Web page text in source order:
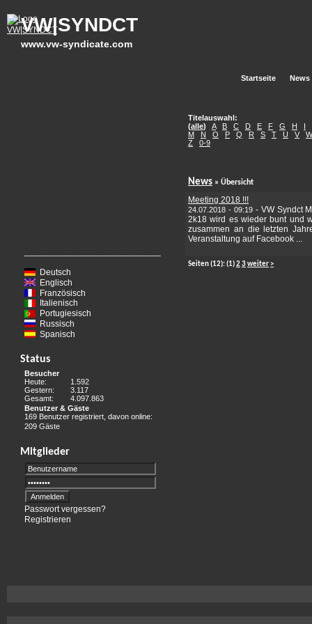
VW|SYNDCT
www.vw-syndicate.com
Startseite News
Deutsch
Englisch
Französisch
Italienisch
Portugiesisch
Russisch
Spanisch
Status
Besucher
Heute:
1.592
Gestern:
3.117
Gesamt:
4.097.863
Benutzer & Gäste
169 Benutzer registriert, davon online:
209 Gäste
Mitglieder
Passwort vergessen?
Registrieren
Titelauswahl:
(alle) A B C D E F G H
I
M
N O P Q R S T U V
W
Z
0-9
News » Übersicht
Meeting 2018 !!!
24.07.2018 - 09:19- VW Syndct
2k18 wird es wieder bunt und
zusammen an die letzten
Veranstaltung auf Facebook ...
Seiten(12):(1)23weiter >